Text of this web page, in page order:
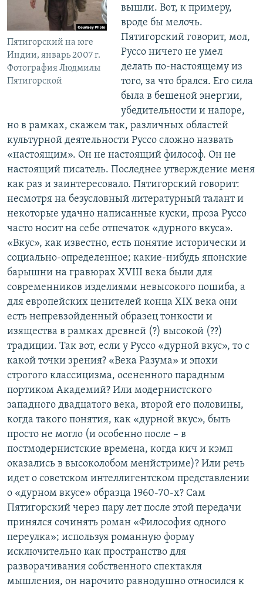
Пятигорский на юге
Индии, январь 2007 г.
Фотография Людмилы
Пятигорской
вышли. Вот, к примеру,
вроде бы мелочь.
Пятигорский говорит, мол,
Руссо ничего не умел
делать по-настоящему из
того, за что брался. Его сила
была в бешеной энергии,
убедительности и напоре,
но в рамках, скажем так, различных областей
культурной деятельности Руссо сложно назвать
«настоящим». Он не настоящий философ. Он не
настоящий писатель. Последнее утверждение меня
как раз и заинтересовало. Пятигорский говорит:
несмотря на безусловный литературный талант и
некоторые удачно написанные куски, проза Руссо
часто носит на себе отпечаток «дурного вкуса».
«Вкус», как известно, есть понятие исторически и
социально-определенное; какие-нибудь японские
барышни на гравюрах XVIII века были для
современников изделиями невысокого пошиба, а
для европейских ценителей конца XIX века они
есть непревзойденный образец тонкости и
изящества в рамках древней (?) высокой (??)
традиции. Так вот, если у Руссо «дурной вкус», то с
какой точки зрения? «Века Разума» и эпохи
строгого классицизма, осененного парадным
портиком Академий? Или модернистского
западного двадцатого века, второй его половины,
когда такого понятия, как «дурной вкус», быть
просто не могло (и особенно после – в
постмодернистские времена, когда кич и кэмп
оказались в высоколобом менйстриме)? Или речь
идет о советском интеллигентском представлении
о «дурном вкусе» образца 1960-70-х? Сам
Пятигорский через пару лет после этой передачи
принялся сочинять роман «Философия одного
переулка»; используя романную форму
исключительно как пространство для
разворачивания собственного спектакля
мышления, он нарочито равнодушно относился к